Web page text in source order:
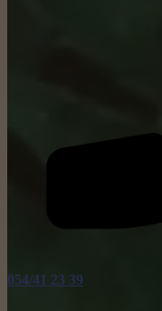
054/41 23 39